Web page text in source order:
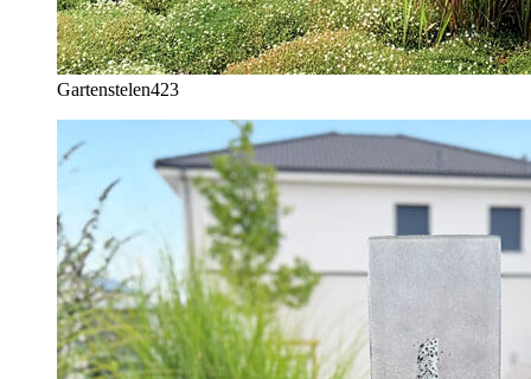
Gartenstelen423